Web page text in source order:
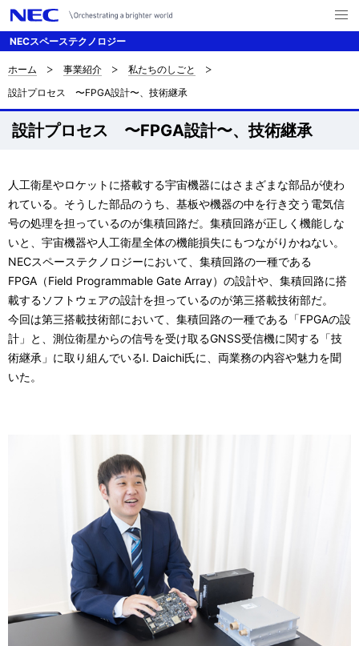
NECスペーステクノロジー
メ
ニ
ナ
ビ
ゲ
シ
ョ
ン
サ
イ
ト
の
現
在
位
置
ホーム 事業紹介
私たちのしごと
設計プロセス 〜FPGA設計〜、技術継承
設計プロセス 〜FPGA設計〜、技術継承
人工衛星やロケットに搭載する宇宙機器にはさまざまな部品が使わ
れている。そうした部品のうち、基板や機器の中を行き交う電気信
号の処理を担っているのが集積回路だ。集積回路が正しく機能しな
いと、宇宙機器や人工衛星全体の機能損失にもつながりかねない。
NECスペーステクノロジーにおいて、集積回路の一種である
FPGA（Field Programmable Gate Array）の設計や、集積回路に搭
載するソフトウェアの設計を担っているのが第三搭載技術部だ。
今回は第三搭載技術部において、集積回路の一種である「FPGAの設
計」と、測位衛星からの信号を受け取るGNSS受信機に関する「技
術継承」に取り組んでいるI. Daichi氏に、両業務の内容や魅力を聞
いた。